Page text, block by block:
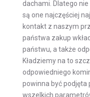
dachami. Dlatego
są one najczęściej
kontakt z naszym
państwa zakup
państwu, a także
Kładziemy na to
odpowiedniego
powinna być
wszelkich